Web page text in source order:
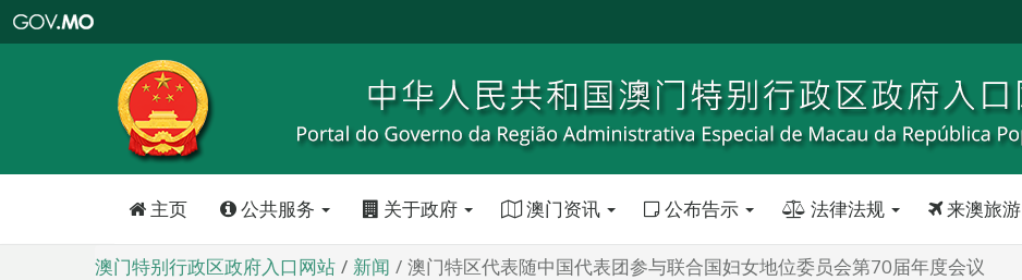
特
政
区
政
口
主页 公共服务 关于政府 澳门资讯 公布告示 法律法规 来澳旅游
澳门特别行政区政府入口网站 新闻 澳门特区代表随中国代表团参与联合国妇女地位委员会第70届年度会议